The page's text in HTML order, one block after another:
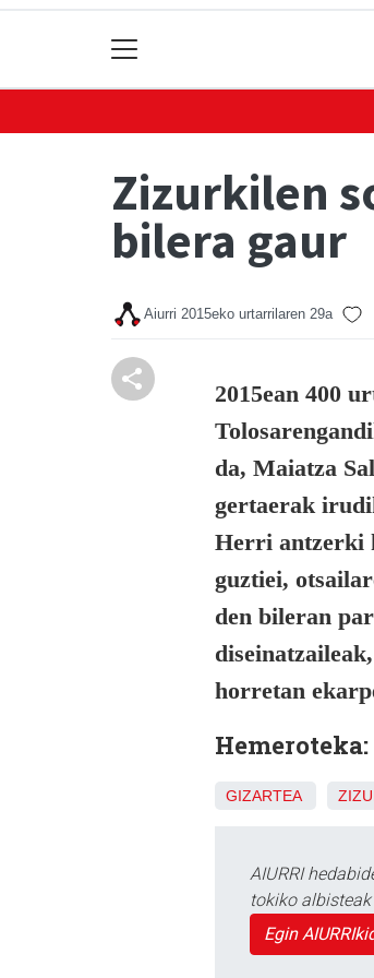
Zizurkilen
bilera gaur
Aiurri 2015eko urtarrilaren 29a
2015ean 400
da, Maiatza
gertaerak
Herri antzerki
guztiei,
den bileran
horretan
Hemeroteka:
GIZARTEA
AIURRI
tokiko
Egin